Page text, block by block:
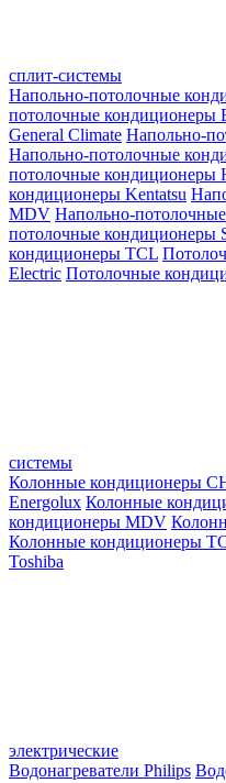
сплит-системы
Напольно-потолочные
потолочные кондиционеры
General Climate Напольно-
Напольно-потолочные
потолочные кондиционеры
кондиционеры Kentatsu
MDV Напольно-
потолочные кондиционеры
кондиционеры TCL
Electric Потолочные
системы
Колонные кондиционеры
Energolux Колонные
кондиционеры MDV
Колонные кондиционеры
Toshiba
электрические
Водонагреватели Philips